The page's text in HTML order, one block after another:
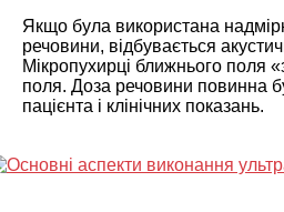
Якщо була використана
речовини, відбувається
Мікропухирці ближнього поля
поля. Доза речовини повинна
пацієнта і клінічних показань.